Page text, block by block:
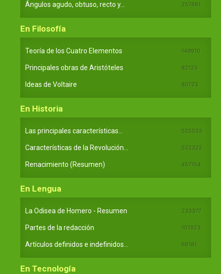
Ángulos agudo, obtuso, recto y... 257661
En Filosofía
Teoría de los Cuatro Elementos 149910
Principales obras de Aristóteles 82125
Ideas de Voltaire 80723
En Historia
Las principales características... 525533
Características de la Revolución... 522322
Renacimiento (Resumen) 457154
En Lengua
La Odisea de Homero - Resumen 233377
Partes de la redacción 107923
Artículos definidos e indefinidos... 66181
En Tecnología